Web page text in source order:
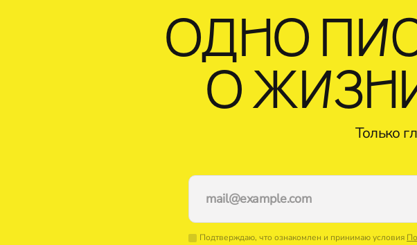
ОДНО
О
Только
Подтверждаю, что ознакомлен и принимаю условия